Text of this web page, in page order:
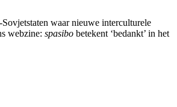
waar nieuwe interculturele
webzine: spasibo betekent ‘bedankt’ in het